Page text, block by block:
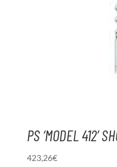
PS ‘MODEL 412’
423,26€